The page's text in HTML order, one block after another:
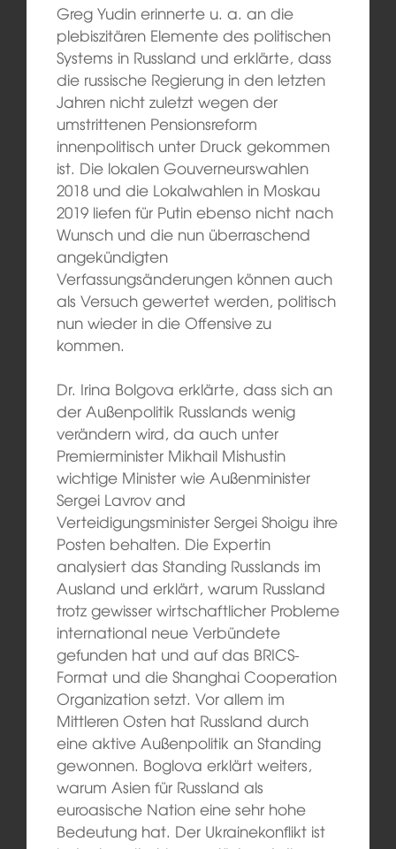
Greg Yudin erinnerte u. a. an die
plebiszitären Elemente des politischen
Systems in Russland und erklärte, dass
die russische Regierung in den letzten
Jahren nicht zuletzt wegen der
umstrittenen Pensionsreform
innenpolitisch unter Druck gekommen
ist. Die lokalen Gouverneurswahlen
2018 und die Lokalwahlen in Moskau
2019 liefen für Putin ebenso nicht nach
Wunsch und die nun überraschend
angekündigten
Verfassungsänderungen können auch
als Versuch gewertet werden, politisch
nun wieder in die Offensive zu
kommen.
Dr. Irina Bolgova erklärte, dass sich an
der Außenpolitik Russlands wenig
verändern wird, da auch unter
Premierminister Mikhail Mishustin
wichtige Minister wie Außenminister
Sergei Lavrov and
Verteidigungsminister Sergei Shoigu ihre
Posten behalten. Die Expertin
analysiert das Standing Russlands im
Ausland und erklärt, warum Russland
trotz gewisser wirtschaftlicher Probleme
international neue Verbündete
gefunden hat und auf das BRICS-
Format und die Shanghai Cooperation
Organization setzt. Vor allem im
Mittleren Osten hat Russland durch
eine aktive Außenpolitik an Standing
gewonnen. Boglova erklärt weiters,
warum Asien für Russland als
euroasische Nation eine sehr hohe
Bedeutung hat. Der Ukrainekonflikt ist